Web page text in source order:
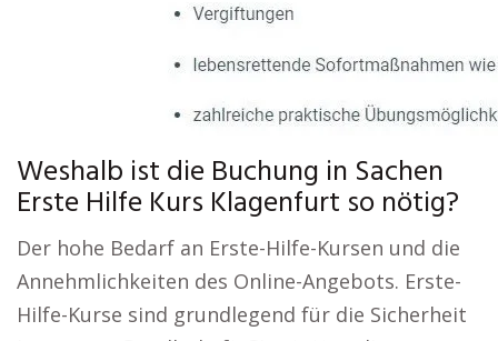
Weshalb ist die Buchung in Sachen
Erste Hilfe Kurs Klagenfurt so nötig?
Der hohe Bedarf an Erste-Hilfe-Kursen und die
Annehmlichkeiten des Online-Angebots. Erste-
Hilfe-Kurse sind grundlegend für die Sicherheit